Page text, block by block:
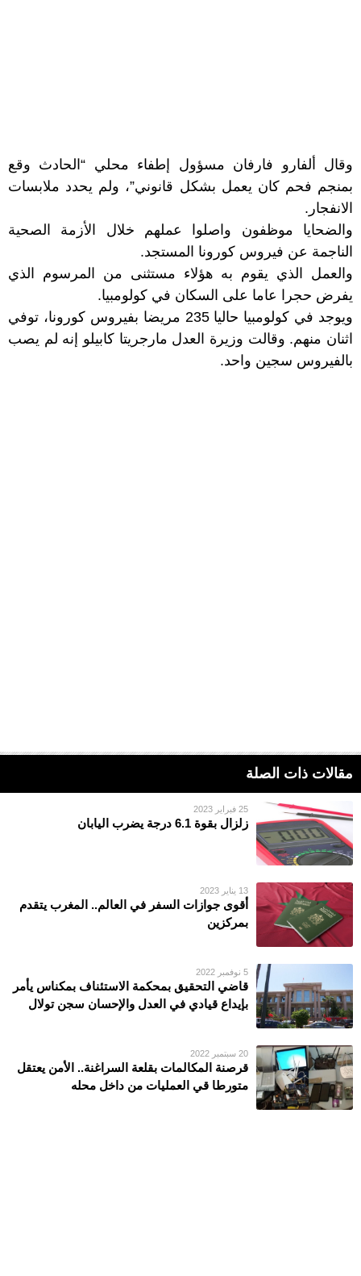
وقال ألفارو فارفان مسؤول إطفاء محلي “الحادث وقع
بمنجم فحم كان يعمل بشكل قانوني”، ولم يحدد ملابسات
الانفجار.
والضحايا موظفون واصلوا عملهم خلال الأزمة الصحية
الناجمة عن فيروس كورونا المستجد.
والعمل الذي يقوم به هؤلاء مستثنى من المرسوم الذي
يفرض حجرا عاما على السكان في كولومبيا.
ويوجد في كولومبيا حاليا 235 مريضا بفيروس كورونا، توفي
اثنان منهم. وقالت وزيرة العدل مارجريتا كابيلو إنه لم يصب
بالفيروس سجين واحد.
مقالات ذات الصلة
25 فبراير 2023
زلزال بقوة 6.1 درجة يضرب اليابان
13 يناير 2023
أقوى جوازات السفر في العالم.. المغرب يتقدم
بمركزين
5 نوفمبر 2022
قاضي التحقيق بمحكمة الاستئناف بمكناس يأمر
بإيداع قيادي في العدل والإحسان سجن تولال
20 سبتمبر 2022
قرصنة المكالمات بقلعة السراغنة.. الأمن يعتقل
متورطا قي العمليات من داخل محله